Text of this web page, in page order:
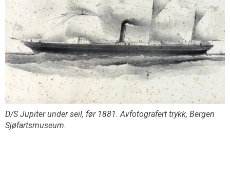
D/S Jupiter under seil, før 1881. Avfotografert trykk, Bergen
Sjøfartsmuseum.